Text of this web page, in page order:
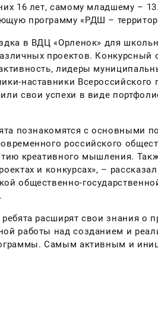
16 лет, самому младшему –
программу «РДШ –
в ВДЦ «Орленок» для
проектов.
лидеры
наставники
свои успехи в виде
познакомятся с основными
российского
креативного мышления.
и конкурсах», –
общественно-
расширят свои знания о
работы над созданием и
Самым активным и